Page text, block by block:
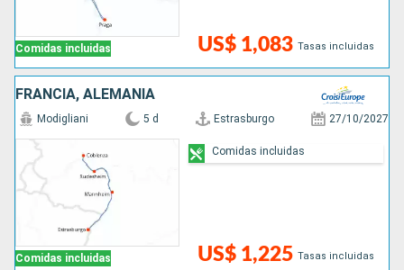
Comidas incluidas US$ 1,083 Tasas incluidas
FRANCIA, ALEMANIA
Comidas incluidas
Modigliani 5 d Estrasburgo 27/10/2027
US$ 1,225 Tasas incluidas
Comidas incluidas